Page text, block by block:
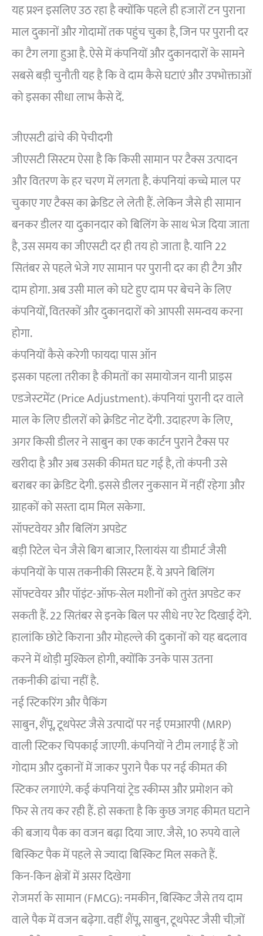
यह प्रश्‍न इसलिए उठ रहा है क्‍योंकि पहले ही हजारों टन पुराना
माल दुकानों और गोदामों तक पहुंच चुका है, जिन पर पुरानी दर
का टैग लगा हुआ है. ऐसे में कंपनियों और दुकानदारों के सामने
सबसे बड़ी चुनौती यह है कि वे दाम कैसे घटाएं और उपभोक्ताओं
को इसका सीधा लाभ कैसे दें.
जीएसटी ढांचे की पेचीदगी
जीएसटी सिस्टम ऐसा है कि किसी सामान पर टैक्स उत्पादन
और वितरण के हर चरण में लगता है. कंपनियां कच्चे माल पर
चुकाए गए टैक्स का क्रेडिट ले लेती हैं. लेकिन जैसे ही सामान
बनकर डीलर या दुकानदार को बिलिंग के साथ भेज दिया जाता
है, उस समय का जीएसटी दर ही तय हो जाता है. यानि 22
सितंबर से पहले भेजे गए सामान पर पुरानी दर का ही टैग और
दाम होगा. अब उसी माल को घटे हुए दाम पर बेचने के लिए
कंपनियों, वितरकों और दुकानदारों को आपसी समन्वय करना
होगा.
कंपनियों कैसे करेगी फायदा पास ऑन
इसका पहला तरीका है कीमतों का समायोजन यानी प्राइस
एडजेस्‍टमेंट (Price Adjustment). कंपनियां पुरानी दर वाले
माल के लिए डीलरों को क्रेडिट नोट देंगी. उदाहरण के लिए,
अगर किसी डीलर ने साबुन का एक कार्टन पुराने टैक्स पर
खरीदा है और अब उसकी कीमत घट गई है, तो कंपनी उसे
बराबर का क्रेडिट देगी. इससे डीलर नुकसान में नहीं रहेगा और
ग्राहकों को सस्ता दाम मिल सकेगा.
सॉफ्टवेयर और बिलिंग अपडेट
बड़ी रिटेल चेन जैसे बिग बाजार, रिलायंस या डीमार्ट जैसी
कंपनियों के पास तकनीकी सिस्टम हैं. ये अपने बिलिंग
सॉफ्टवेयर और पॉइंट-ऑफ-सेल मशीनों को तुरंत अपडेट कर
सकती हैं. 22 सितंबर से इनके बिल पर सीधे नए रेट दिखाई देंगे.
हालांकि छोटे किराना और मोहल्ले की दुकानों को यह बदलाव
करने में थोड़ी मुश्किल होगी, क्योंकि उनके पास उतना
तकनीकी ढांचा नहीं है.
नई स्टिकरिंग और पैकिंग
साबुन, शैंपू, टूथपेस्ट जैसे उत्पादों पर नई एमआरपी (MRP)
वाली स्टिकर चिपकाई जाएगी. कंपनियों ने टीम लगाई हैं जो
गोदाम और दुकानों में जाकर पुराने पैक पर नई कीमत की
स्टिकर लगाएंगे. कई कंपनियां ट्रेड स्कीम्स और प्रमोशन को
फिर से तय कर रही हैं. हो सकता है कि कुछ जगह कीमत घटाने
की बजाय पैक का वजन बढ़ा दिया जाए. जैसे, 10 रुपये वाले
बिस्किट पैक में पहले से ज्यादा बिस्किट मिल सकते हैं.
किन-किन क्षेत्रों में असर दिखेगा
रोजमर्रा के सामान (FMCG): नमकीन, बिस्किट जैसे तय दाम
वाले पैक में वजन बढ़ेगा. वहीं शैंपू, साबुन, टूथपेस्ट जैसी चीज़ों